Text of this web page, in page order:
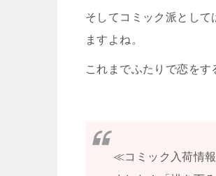
そしてコミック派として
ますよね。
これまでふたりで恋をす
≪コミック入荷情